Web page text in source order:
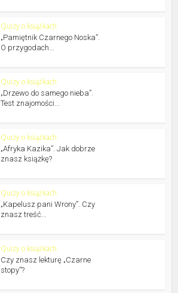
Quizy o książkach
„Pamiętnik Czarnego Noska”.
O przygodach...
Quizy o książkach
„Drzewo do samego nieba”.
Test znajomości...
Quizy o książkach
„Afryka Kazika”. Jak dobrze
znasz książkę?
Quizy o książkach
„Kapelusz pani Wrony”. Czy
znasz treść...
Quizy o książkach
Czy znasz lekturę „Czarne
stopy”?